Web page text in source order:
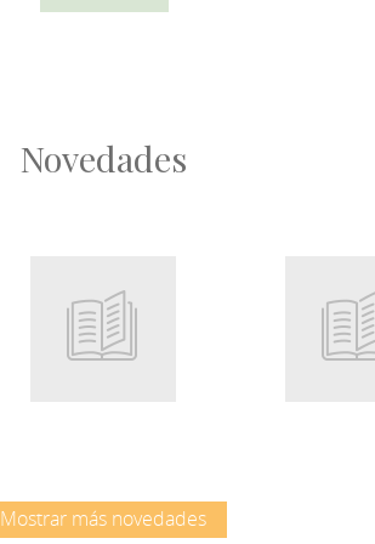
Novedades
Root
Mostrar más novedades